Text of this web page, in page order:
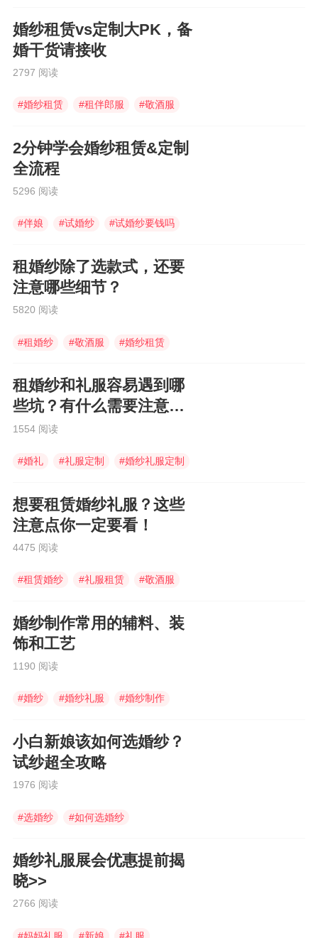
婚纱租赁vs定制大PK，备
婚干货请接收
2797 阅读
#婚纱租赁 #租伴郎服 #敬酒服
2分钟学会婚纱租赁&定制
全流程
5296 阅读
#伴娘 #试婚纱 #试婚纱要钱吗
租婚纱除了选款式，还要
注意哪些细节？
5820 阅读
#租婚纱 #敬酒服 #婚纱租赁
租婚纱和礼服容易遇到哪
些坑？有什么需要注意的
地方？
1554 阅读
#婚礼 #礼服定制 #婚纱礼服定制
想要租赁婚纱礼服？这些
注意点你一定要看！
4475 阅读
#租赁婚纱 #礼服租赁 #敬酒服
婚纱制作常用的辅料、装
饰和工艺
1190 阅读
#婚纱 #婚纱礼服 #婚纱制作
小白新娘该如何选婚纱？
试纱超全攻略
1976 阅读
#选婚纱 #如何选婚纱
婚纱礼服展会优惠提前揭
晓>>
2766 阅读
#妈妈礼服 #新娘 #礼服